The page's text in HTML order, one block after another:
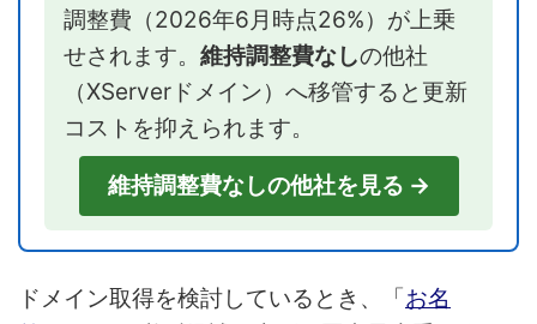
調整費（2026年6月時点26%）が上乗
せされます。 維持調整費なしの他社
（XServerドメイン）へ移管すると更新
コストを抑えられます。
維持調整費なしの他社を見る →
ドメイン取得を検討しているとき、「お名